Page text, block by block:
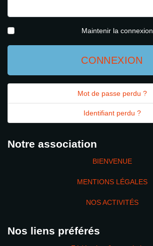
Maintenir la connexion
CONNEXION
Mot de passe perdu ?
Identifiant perdu ?
Notre association
BIENVENUE
MENTIONS LÉGALES
NOS ACTIVITÉS
Nos liens préférés